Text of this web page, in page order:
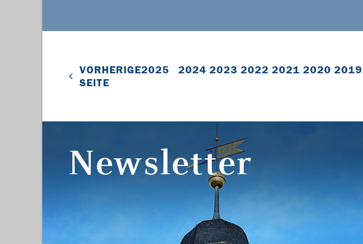
VORHERIGE
SEITE
2025 2024 2023 2022 2021 2020 2019
Newsletter